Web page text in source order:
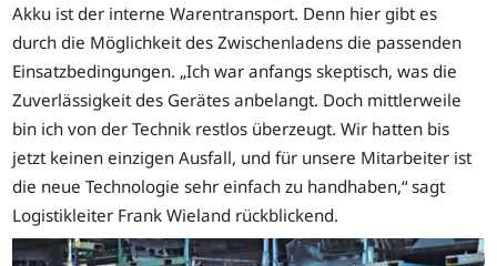
Akku ist der interne Warentransport. Denn hier gibt es
durch die Möglichkeit des Zwischenladens die passenden
Einsatzbedingungen. „Ich war anfangs skeptisch, was die
Zuverlässigkeit des Gerätes anbelangt. Doch mittlerweile
bin ich von der Technik restlos überzeugt. Wir hatten bis
jetzt keinen einzigen Ausfall, und für unsere Mitarbeiter ist
die neue Technologie sehr einfach zu handhaben,“ sagt
Logistikleiter Frank Wieland rückblickend.